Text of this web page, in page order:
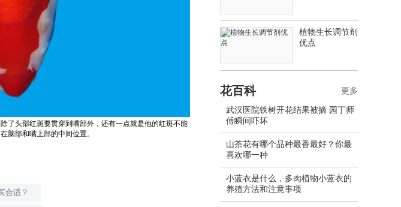
了头部红斑要贯穿到嘴部外，还有一点就是他的红斑不能
脑部和嘴上部的中间位置。
合适？
植物生长调节剂
优点
花百科
武汉医院铁树开花结果被摘 园丁师
傅瞬间吓坏
山茶花有哪个品种最香最好？你最
喜欢哪一种
小蓝衣是什么，多肉植物小蓝衣的
养殖方法和注意事项
更多